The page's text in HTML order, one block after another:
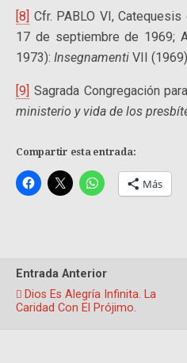
[8] Cfr. PABLO VI,
17 de septiembre de 1969;
1973): Insegnamenti VII
[9] Sagrada Congregación
ministerio y vida de los
Compartir esta entrada:
Más
Entrada Anterior
Dios Es Alegría Infinita. La
Caridad Con El Prójimo.